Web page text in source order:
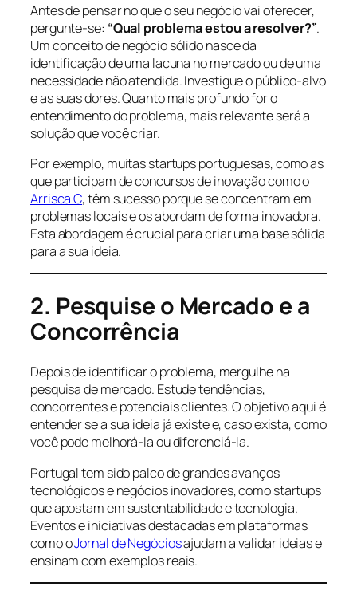
Antes de pensar no que o seu negócio vai oferecer,
pergunte-se: “Qual problema estou a resolver?”.
Um conceito de negócio sólido nasce da
identificação de uma lacuna no mercado ou de uma
necessidade não atendida. Investigue o público-alvo
e as suas dores. Quanto mais profundo for o
entendimento do problema, mais relevante será a
solução que você criar.
Por exemplo, muitas startups portuguesas, como as
que participam de concursos de inovação como o
Arrisca C, têm sucesso porque se concentram em
problemas locais e os abordam de forma inovadora.
Esta abordagem é crucial para criar uma base sólida
para a sua ideia.
2. Pesquise o Mercado e a
Concorrência
Depois de identificar o problema, mergulhe na
pesquisa de mercado. Estude tendências,
concorrentes e potenciais clientes. O objetivo aqui é
entender se a sua ideia já existe e, caso exista, como
você pode melhorá-la ou diferenciá-la.
Portugal tem sido palco de grandes avanços
tecnológicos e negócios inovadores, como startups
que apostam em sustentabilidade e tecnologia.
Eventos e iniciativas destacadas em plataformas
como oJornal de Negóciosajudam a validar ideias e
ensinam com exemplos reais.